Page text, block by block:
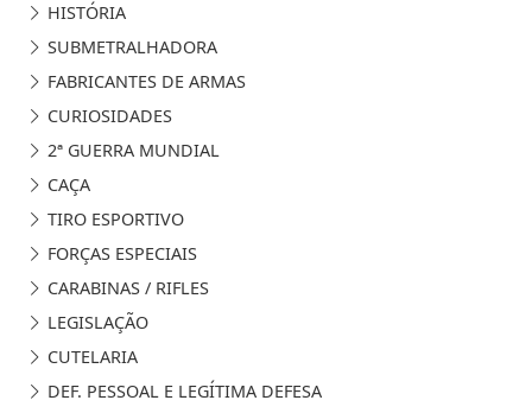
HISTÓRIA
SUBMETRALHADORA
FABRICANTES DE ARMAS
CURIOSIDADES
2ª GUERRA MUNDIAL
CAÇA
TIRO ESPORTIVO
FORÇAS ESPECIAIS
CARABINAS / RIFLES
LEGISLAÇÃO
CUTELARIA
DEF. PESSOAL E LEGÍTIMA DEFESA